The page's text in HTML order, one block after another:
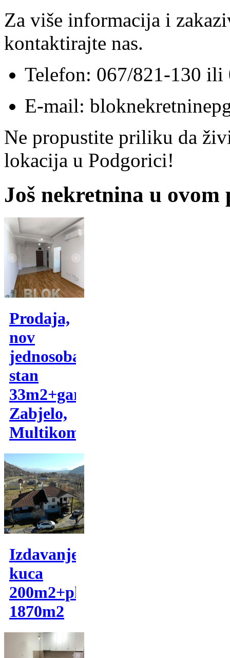
Za više informacija i
kontaktirajte nas.
Telefon: 067/821-130 ili
E-mail:
Ne propustite priliku da
lokacija u Podgorici!
Još nekretnina u ovom
Prodaja,
nov
jednosoban
stan
33m2+garaza-
Zabjelo,
Multikom
Izdavanje,
kuca
200m2+plac
1870m2